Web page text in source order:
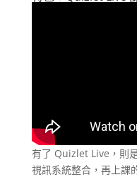
有了 Quizlet Live，則
視訊系統整合，再上課